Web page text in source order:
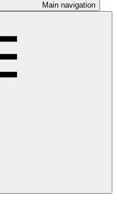
Main navigation